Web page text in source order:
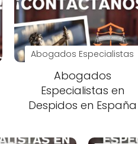
Abogados Especialistas
Abogados
Especialistas en
Despidos en España